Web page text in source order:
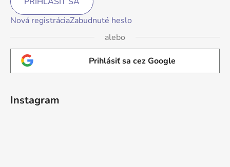
Nová registráciaZabudnuté heslo
alebo
Prihlásiť sa cez Google
Instagram